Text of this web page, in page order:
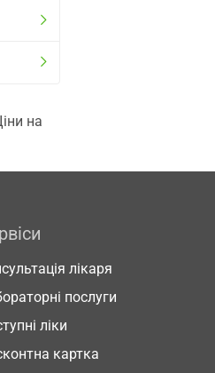
на
лікаря
послуги
ліки
картка